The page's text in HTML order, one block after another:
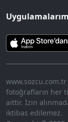
fotoğrafların her
aittir. İzin
iktibas edilemez.